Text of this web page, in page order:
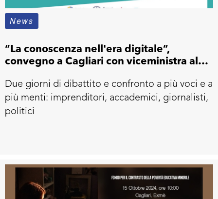
News
“La conoscenza nell'era digitale”,
convegno a Cagliari con viceministra allo
Due giorni di dibattito e confronto a più voci e a
più menti: imprenditori, accademici, giornalisti,
politici